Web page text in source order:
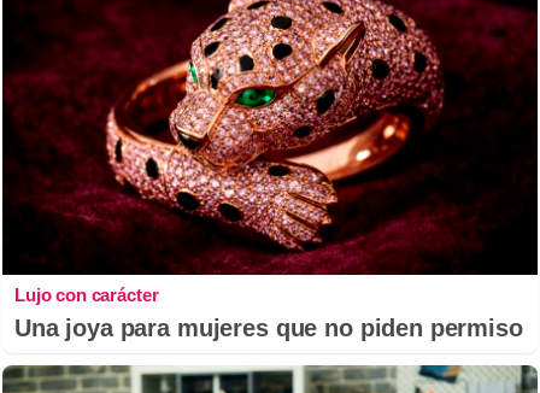
Lujo con carácter
Una joya para mujeres que no piden permiso